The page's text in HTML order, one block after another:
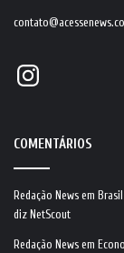
Instagram
COMENTÁRIOS
Redação News em
diz NetScout
Redação News em